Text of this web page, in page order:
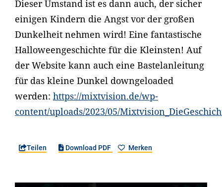
Dieser Umstand ist es dann auch, der sicher
einigen Kindern die Angst vor der großen
Dunkelheit nehmen wird! Eine fantastische
Halloweengeschichte für die Kleinsten! Auf
der Website kann auch eine Bastelanleitung
für das kleine Dunkel downgeloaded
werden: https://mixtvision.de/wp-
content/uploads/2023/05/
Teilen Download PDF Merken